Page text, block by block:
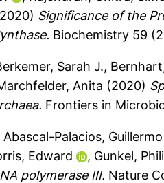
Significance of the
Biochemistry 59
Sarah J.,
Anita (2020)
Frontiers in
Abascal-Palacios, Guillermo
Edward , Gunkel,
polymerase III. Nature